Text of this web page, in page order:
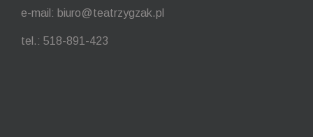
e-mail: biuro@teatrzygzak.pl
tel.: 518-891-423